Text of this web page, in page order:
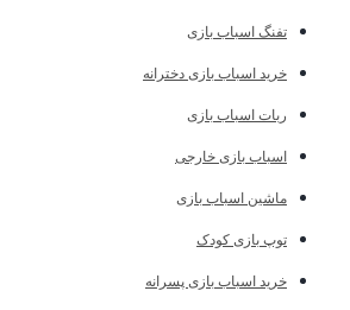
تفنگ اسباب بازی
خرید اسباب بازی دخترانه
ربات اسباب بازی
اسباب بازی خارجی
ماشین اسباب بازی
توپ بازی کودک
خرید اسباب بازی پسرانه